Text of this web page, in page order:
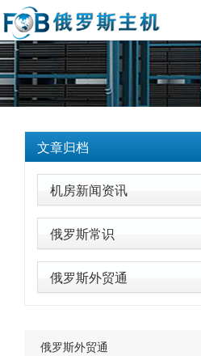
文章归档
机房新闻资讯
俄罗斯常识
俄罗斯外贸通
俄罗斯外贸通